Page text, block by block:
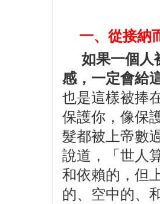
一、從接納
如果一個人
感，一定會給
也是這樣被捧
保護你，像保
髮都被上帝數
說道，「世人
和依賴的，但
的、空中的、